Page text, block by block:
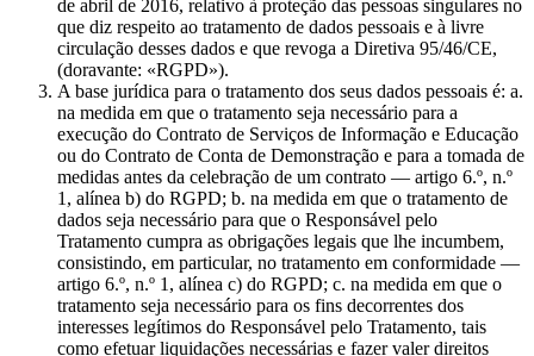
de abril de 2016, relativo à proteção das pessoas singulares no
que diz respeito ao tratamento de dados pessoais e à livre
circulação desses dados e que revoga a Diretiva 95/46/CE,
(doravante: «RGPD»).
A base jurídica para o tratamento dos seus dados pessoais é: a.
na medida em que o tratamento seja necessário para a
execução do Contrato de Serviços de Informação e Educação
ou do Contrato de Conta de Demonstração e para a tomada de
medidas antes da celebração de um contrato — artigo 6.º, n.º
1, alínea b) do RGPD; b. na medida em que o tratamento de
dados seja necessário para que o Responsável pelo
Tratamento cumpra as obrigações legais que lhe incumbem,
consistindo, em particular, no tratamento em conformidade —
artigo 6.º, n.º 1, alínea c) do RGPD; c. na medida em que o
tratamento seja necessário para os fins decorrentes dos
interesses legítimos do Responsável pelo Tratamento, tais
como efetuar liquidações necessárias e fazer valer direitos